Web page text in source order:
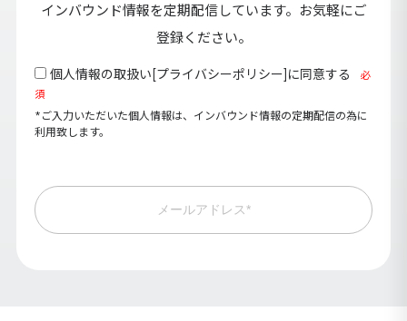
インバウンド情報を定期配信しています。お気軽にご
登録ください。
個人情報の取扱い[プライバシーポリシー]に同意する
必
須
*ご入力いただいた個人情報は、インバウンド情報の定期配信の為に
利用致します。
メールアドレス*